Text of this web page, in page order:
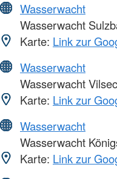
Wasserwacht
Wasserwacht
Karte: Link zur
Wasserwacht
Wasserwacht
Karte: Link zur
Wasserwacht
Wasserwacht
Karte: Link zur